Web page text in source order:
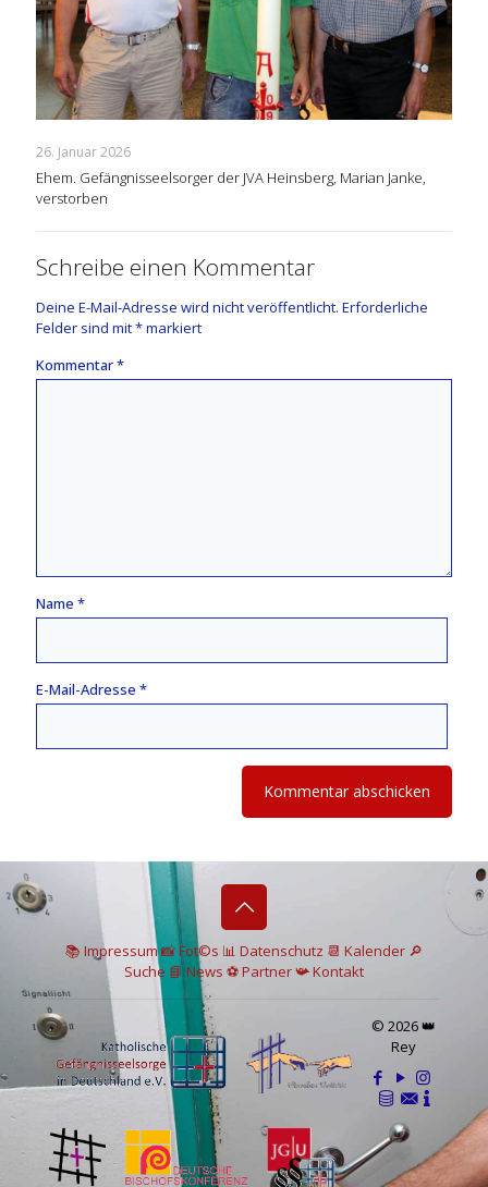
26. Januar 2026
Ehem. Gefängnisseelsorger der JVA Heinsberg, Marian Janke,
verstorben
Schreibe einen Kommentar
Deine E-Mail-Adresse wird nicht veröffentlicht. Erforderliche
Felder sind mit*markiert
Kommentar*
Name *
E-Mail-Adresse *
📚 Impressum📸Fot©s 📊 Datenschutz 📆 Kalender 🔎
Suche 📘 News ⚽Partner📯Kontakt
© 2026 👑
Rey